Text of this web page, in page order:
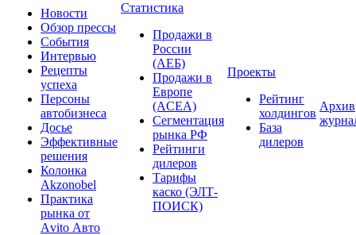
Новости
Обзор прессы
События
Интервью
Рецепты
успеха
Персоны
автобизнеса
Досье
Эффективные
решения
Колонка
Akzonobel
Практика
рынка от
Аvito Авто
Статистика
Продажи в
России
(АЕБ)
Продажи в
Европе
(ACEA)
Сегментация
рынка РФ
Рейтинги
дилеров
Тарифы
каско (ЭЛТ-
ПОИСК)
Проекты
Рейтинг
холдингов
База
дилеров
Архив